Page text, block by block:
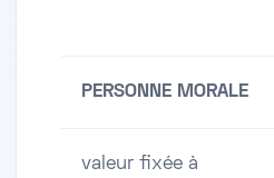
PERSONNE MORALE
valeur fixée à